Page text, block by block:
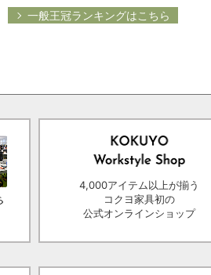
一般王冠ランキングはこちら
4,000アイテム以上が揃う
コクヨ家具初の
公式オンラインショップ